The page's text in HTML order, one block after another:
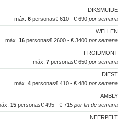
DIKSMUIDE
€ 610 - € 690 por semana
máx. 6 personas
WELLEN
€ 2600 - € 3400 por semana
máx. 16 personas
FROIDMONT
€ 650 por semana
máx. 7 personas
DIEST
€ 410 - € 480 por semana
máx. 4 personas
AMBLY
€ 495 - € 715 por fin de semana
15 personas
NEERPELT